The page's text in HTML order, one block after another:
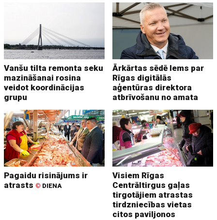
Vanšu tilta remonta seku
mazināšanai rosina
veidot koordinācijas
grupu
Ārkārtas sēdē lems par
Rīgas digitālās
aģentūras direktora
atbrīvošanu no amata
Pagaidu risinājums ir
atrasts © DIENA
Visiem Rīgas
Centrāltirgus gaļas
tirgotājiem atrastas
tirdzniecības vietas
citos paviljonos